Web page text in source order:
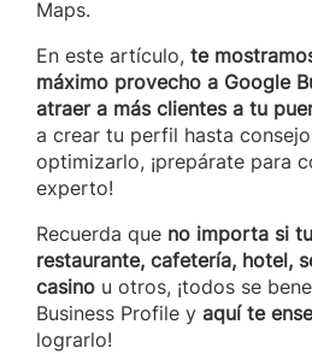
Maps.
En este artículo, te
máximo provecho a Google
atraer a más clientes a tu
a crear tu perfil hasta
optimizarlo, ¡prepárate para
experto!
Recuerda que no importa si
restaurante, cafetería, hotel,
casino u otros, ¡todos se
Business Profile y aquí te
lograrlo!